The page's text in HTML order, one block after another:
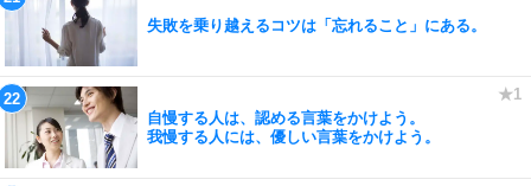
失敗を乗り越えるコツは「忘れること」にある。
自慢する人は、認める言葉をかけよう。
我慢する人には、優しい言葉をかけよう。